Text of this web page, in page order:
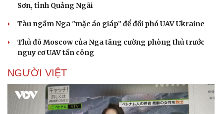
Sơn, tỉnh Quảng Ngãi
Tàu ngầm Nga "mặc áo giáp” để đối phó UAV Ukraine
Thủ đô Moscow của Nga tăng cường phòng thủ trước
nguy cơ UAV tấn công
NGƯỜI VIỆT